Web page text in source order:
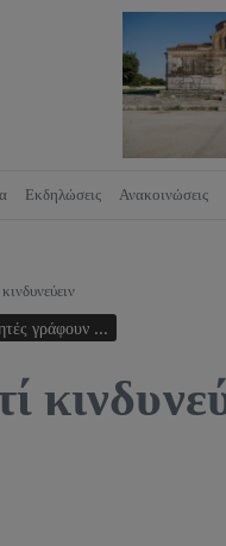
Εκδηλώσεις Ανακοινώσεις
γράφουν ...